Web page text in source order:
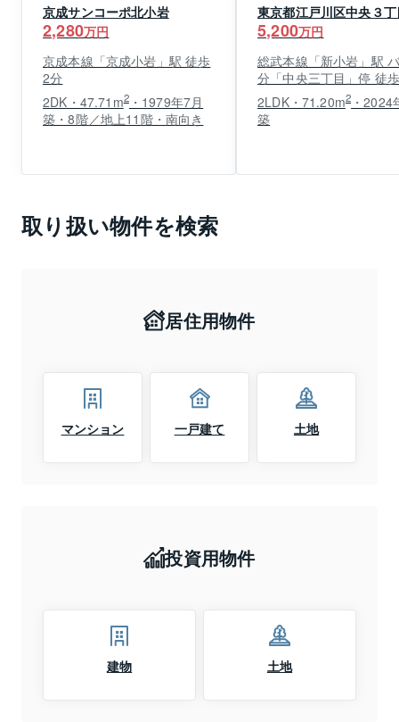
京成サンコーポ北小岩
2,280万円
京成本線「京成小岩」駅 徒歩
2分
2DK・47.71m2・1979年7月
築・8階／地上11階・南向き
東京都江戸川区中央３
5,200万円
総武本線「新小岩」駅
分「中央三丁目」停 徒
2LDK・71.20m2 ・2024
築
取り扱い物件を検索
居住用物件
マンション 一戸建て 土地
投資用物件
建物 土地